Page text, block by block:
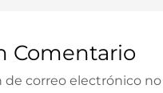
Comentario
de correo electrónico no